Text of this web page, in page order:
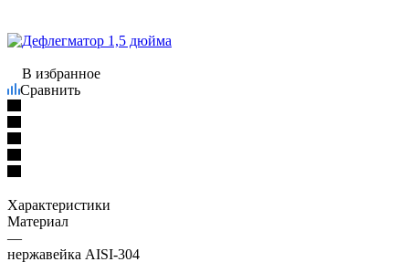
В избранное
Сравнить
Характеристики
Материал
—
нержавейка AISI-304